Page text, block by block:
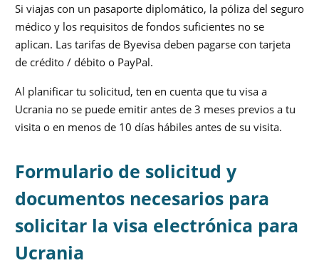
Si viajas con un pasaporte diplomático, la póliza del seguro
médico y los requisitos de fondos suficientes no se
aplican. Las tarifas de Byevisa deben pagarse con tarjeta
de crédito / débito o PayPal.
Al planificar tu solicitud, ten en cuenta que tu visa a
Ucrania no se puede emitir antes de 3 meses previos a tu
visita o en menos de 10 días hábiles antes de su visita.
Formulario de solicitud y
documentos necesarios para
solicitar la visa electrónica para
Ucrania